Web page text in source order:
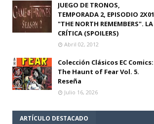
JUEGO DE TRONOS,
TEMPORADA 2, EPISODIO 2X01
"THE NORTH REMEMBERS". LA
CRÍTICA (SPOILERS)
Abril 02, 2012
Colección Clásicos EC Comics:
The Haunt of Fear Vol. 5.
Reseña
Julio 16, 2026
ARTÍCULO DESTACADO